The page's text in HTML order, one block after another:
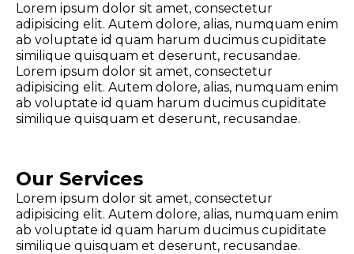
Lorem ipsum dolor sit amet, consectetur
adipisicing elit. Autem dolore, alias, numquam enim
ab voluptate id quam harum ducimus cupiditate
similique quisquam et deserunt, recusandae.
Lorem ipsum dolor sit amet, consectetur
adipisicing elit. Autem dolore, alias, numquam enim
ab voluptate id quam harum ducimus cupiditate
similique quisquam et deserunt, recusandae.
Our Services
Lorem ipsum dolor sit amet, consectetur
adipisicing elit. Autem dolore, alias, numquam enim
ab voluptate id quam harum ducimus cupiditate
similique quisquam et deserunt, recusandae.